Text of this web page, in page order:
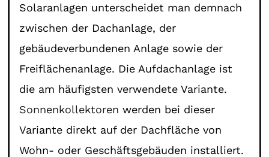
Solaranlagen unterscheidet man demnach
zwischen der Dachanlage, der
gebäudeverbundenen Anlage sowie der
Freiflächenanlage. Die Aufdachanlage ist
die am häufigsten verwendete Variante.
Sonnenkollektoren werden bei dieser
Variante direkt auf der Dachfläche von
Wohn- oder Geschäftsgebäuden installiert.